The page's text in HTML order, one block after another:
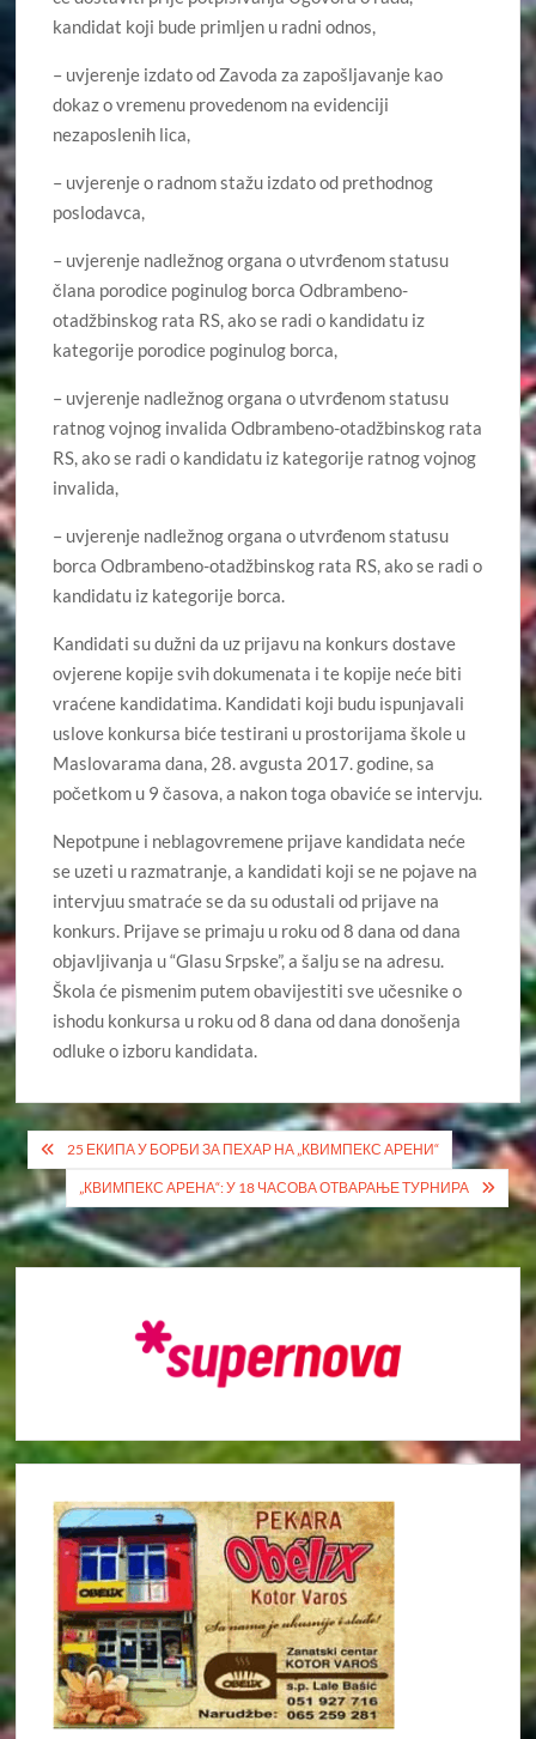
kandidat koji bude primljen u radni odnos,
– uvjerenje izdato od Zavoda za zapošljavanje kao
dokaz o vremenu provedenom na evidenciji
nezaposlenih lica,
– uvjerenje o radnom stažu izdato od prethodnog
poslodavca,
– uvjerenje nadležnog organa o utvrđenom statusu
člana porodice poginulog borca Odbrambeno-
otadžbinskog rata RS, ako se radi o kandidatu iz
kategorije porodice poginulog borca,
– uvjerenje nadležnog organa o utvrđenom statusu
ratnog vojnog invalida Odbrambeno-otadžbinskog rata
RS, ako se radi o kandidatu iz kategorije ratnog vojnog
invalida,
– uvjerenje nadležnog organa o utvrđenom statusu
borca Odbrambeno-otadžbinskog rata RS, ako se radi o
kandidatu iz kategorije borca.
Kandidati su dužni da uz prijavu na konkurs dostave
ovjerene kopije svih dokumenata i te kopije neće biti
vraćene kandidatima. Kandidati koji budu ispunjavali
uslove konkursa biće testirani u prostorijama škole u
Maslovarama dana, 28. avgusta 2017. godine, sa
početkom u 9 časova, a nakon toga obaviće se intervju.
Nepotpune i neblagovremene prijave kandidata neće
se uzeti u razmatranje, a kandidati koji se ne pojave na
intervjuu smatraće se da su odustali od prijave na
konkurs. Prijave se primaju u roku od 8 dana od dana
objavljivanja u “Glasu Srpske”, a šalju se na adresu.
Škola će pismenim putem obavijestiti sve učesnike o
ishodu konkursa u roku od 8 dana od dana donošenja
odluke o izboru kandidata.
Кретање
чланка
25 ЕКИПА У БОРБИ ЗА ПЕХАР НА „КВИМПЕКС АРЕНИ“
„КВИМПЕКС АРЕНА“: У 18 ЧАСОВА ОТВАРАЊЕ ТУРНИРА